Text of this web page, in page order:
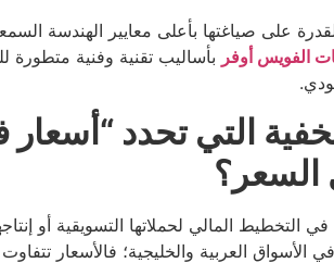
على صياغتها بأعلى معايير الهندسة
الفويس أوفر بأساليب تقنية وفنية متطورة
التي تحدد
السعر؟
التخطيط المالي لحملاتها التسويقية أو
في الأسواق العربية والخليجية؛ فالأسعار